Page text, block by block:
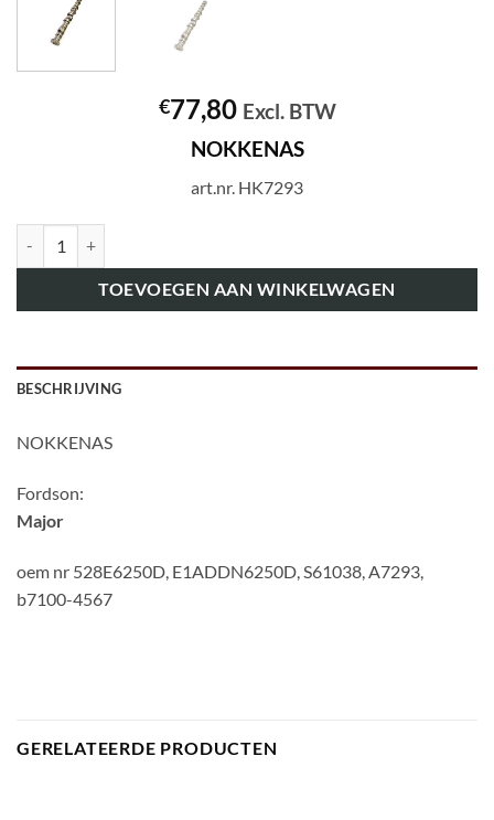
€77,80 Excl. BTW
NOKKENAS
art.nr. HK7293
TOEVOEGEN AAN WINKELWAGEN
BESCHRIJVING
NOKKENAS
Fordson:
Major
oem nr 528E6250D, E1ADDN6250D, S61038, A7293,
b7100-4567
GERELATEERDE PRODUCTEN